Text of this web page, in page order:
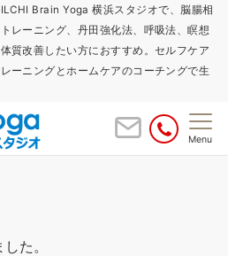
Brain Yoga 横浜スタジオで、脳腸相
レーニング、丹田強化法、呼吸法、瞑想
質改善したい方におすすめ。セルフケア
ーニングとホームケアのコーチングで生
Menu
た。